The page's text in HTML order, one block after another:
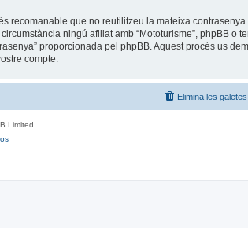
recomanable que no reutilitzeu la mateixa
ningú afiliat amb “Mototurisme”, phpBB o
proporcionada pel phpBB. Aquest procés us
compte.
Elimina les galetes
Limited